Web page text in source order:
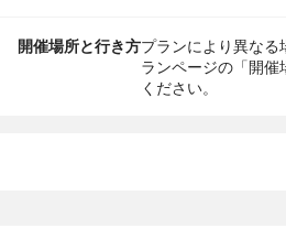
開催場所と行き方プランにより異な
ランページの「開
ください。